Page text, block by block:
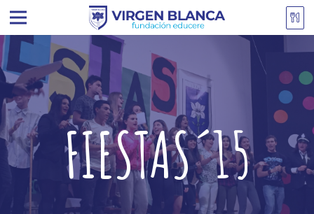
FIESTAS´15